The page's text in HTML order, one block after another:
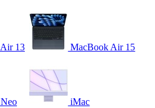
13 MacBook Air 15
iMac